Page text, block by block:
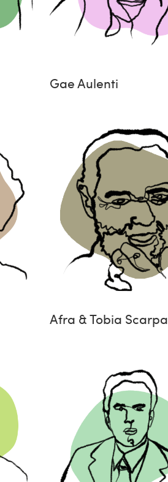
Gae Aulenti
Afra & Tobia Scarpa